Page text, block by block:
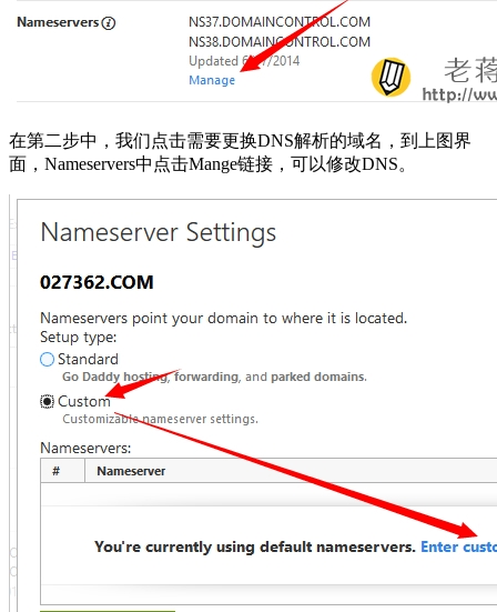
在第二步中，我们点击需要更换DNS解析的域名，到上图界
面，Nameservers中点击Mange链接，可以修改DNS。